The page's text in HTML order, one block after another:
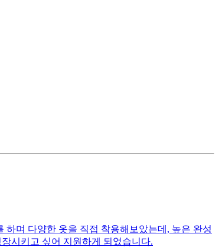
며 다양한 옷을 직접 착용해보았는데, 높은 완성
시키고 싶어 지원하게 되었습니다.